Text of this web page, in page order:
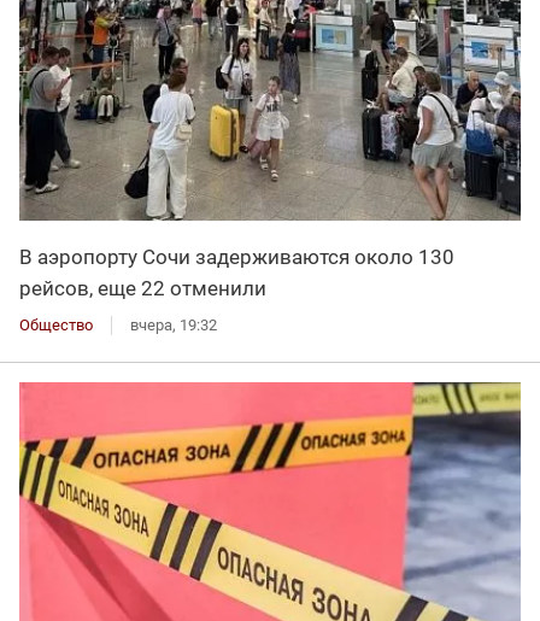
В аэропорту Сочи задерживаются около 130
рейсов, еще 22 отменили
Общество вчера, 19:32